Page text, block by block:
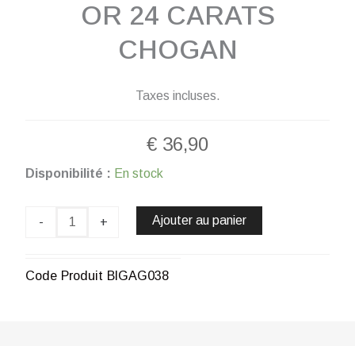
OR 24 CARATS
CHOGAN
Taxes incluses.
€ 36,90
Disponibilité : En stock
-
quantité
embrassement
24
+ Ajouter au panier
Code Produit BIGAG038